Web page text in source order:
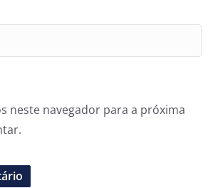
neste navegador para a próxima